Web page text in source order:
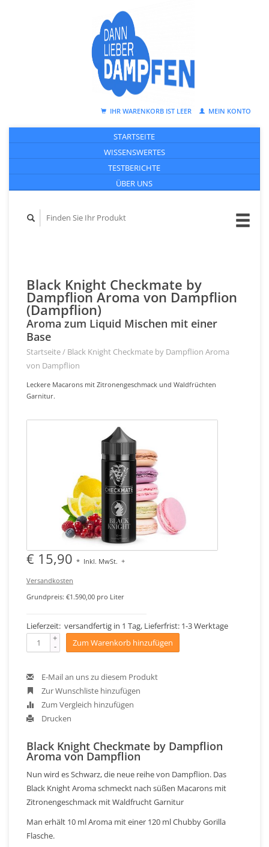
IHR WARENKORB IST LEER MEIN KONTO
STARTSEITE
WISSENSWERTES
TESTBERICHTE
ÜBER UNS
Black Knight Checkmate by
Dampflion Aroma von Dampflion
(Dampflion)
Aroma zum Liquid Mischen mit einer
Base
Startseite/ Black Knight Checkmate by Dampflion Aroma
von Dampflion
Leckere Macarons mit Zitronengeschmack und Waldfrüchten
Garnitur.
€ 15,90 * Inkl. MwSt. +
Versandkosten
Grundpreis: €1.590,00 pro Liter
Lieferzeit: versandfertig in 1 Tag, Lieferfrist: 1-3 Werktage
+
- Zum Warenkorb hinzufügen
E-Mail an uns zu diesem Produkt
Zur Wunschliste hinzufügen
Zum Vergleich hinzufügen
Drucken
Black Knight Checkmate by Dampflion
Aroma von Dampflion
Nun wird es Schwarz, die neue reihe von Dampflion. Das
Black Knight Aroma schmeckt nach süßen Macarons mit
Zitronengeschmack mit Waldfrucht Garnitur
Man erhält 10 ml Aroma mit einer 120 ml Chubby Gorilla
Flasche.